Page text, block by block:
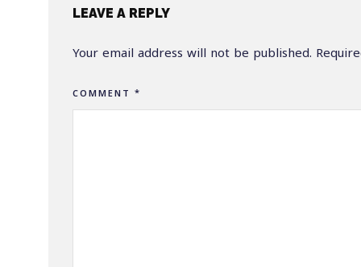
LEAVE A REPLY
Your email address will not be published.
COMMENT *